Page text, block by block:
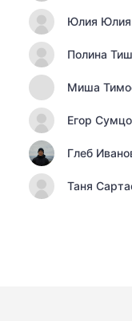
Юлия Юлия
Полина
Миша
Егор
Глеб
Таня